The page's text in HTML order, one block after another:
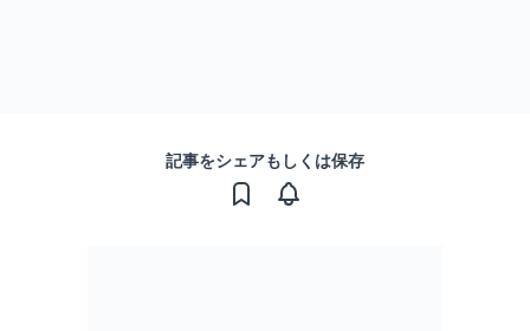
記事をシェアもしくは保存